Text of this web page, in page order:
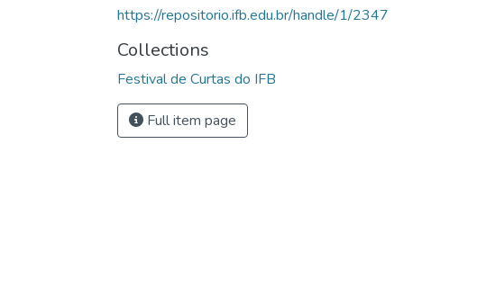
https://repositorio.ifb.edu.br/handle/1/2347
Collections
Festival de Curtas do IFB
Full item page